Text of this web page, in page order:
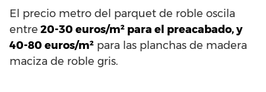
El precio metro del parquet de roble oscila
entre 20-30 euros/m² para el preacabado, y
40-80 euros/m² para las planchas de madera
maciza de roble gris.